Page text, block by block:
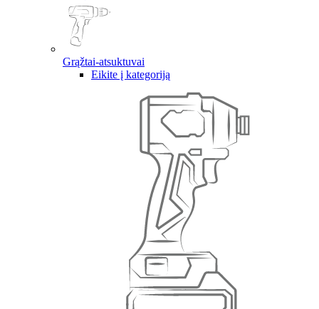
Grąžtai-atsuktuvai
Eikite į kategoriją